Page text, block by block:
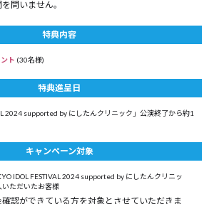
問いません。
特典内容
ト (30名様)
特典進呈日
2024 supported by にしたんクリニック」公演終了から約1
キャンペーン対象
IDOL FESTIVAL 2024 supported by にしたんクリニッ
いただいたお客様
認ができている方を対象とさせていただきま